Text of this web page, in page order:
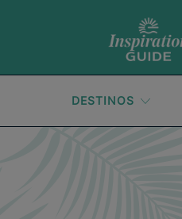
DESTINOS